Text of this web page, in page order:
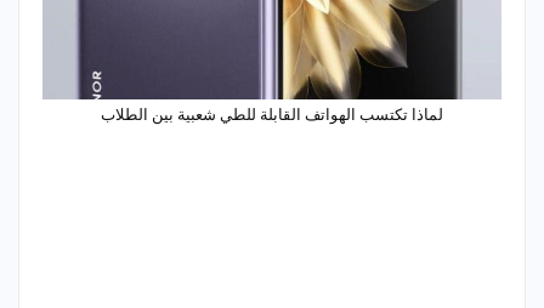
لماذا تكتسب الهواتف القابلة للطي شعبية بين الطلاب